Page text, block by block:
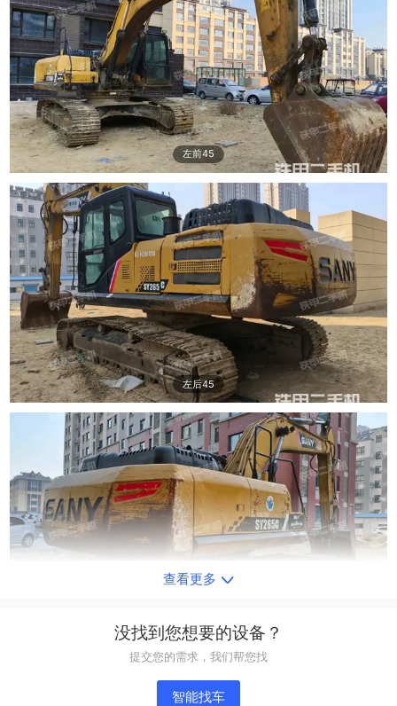
左前45
左后45
查看更多
没找到您想要的设备？
提交您的需求，我们帮您找
智能找车